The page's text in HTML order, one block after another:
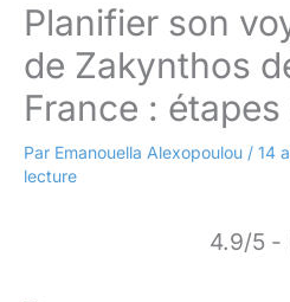
Planifier son
de Zakynthos
France :
Par Emanouella Alexopoulou / 14
lecture
4.9/5 -